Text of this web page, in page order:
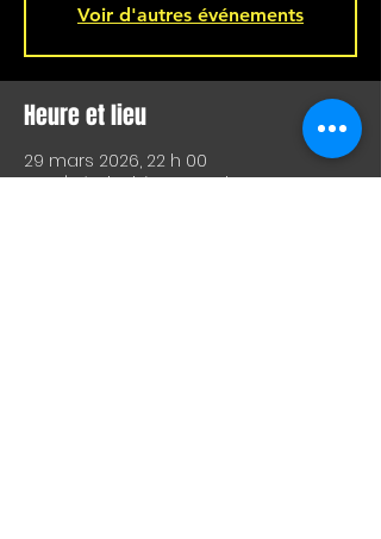
Voir d'autres événements
Heure et lieu
29 mars 2026, 22 h 00
Bar L'Hémisphère Gauche, 221 Rue